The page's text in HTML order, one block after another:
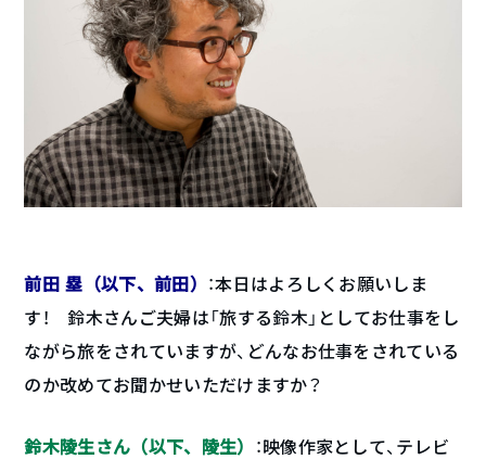
前田 塁（以下、前田） ：本日はよろしくお願いしま
す！ 鈴木さんご夫婦は「旅する鈴木」としてお仕事をし
ながら旅をされていますが、どんなお仕事をされている
のか改めてお聞かせいただけますか？
鈴木陵生さん（以下、陵生）
：映像作家として、テレビ